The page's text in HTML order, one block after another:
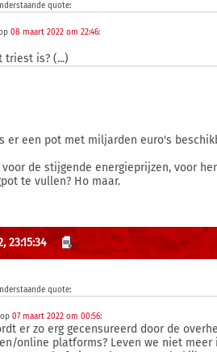
quote:
08 maart 2022 om 22:46:
triest is? (...)
er een pot met miljarden euro's
de stijgende energieprijzen, voor
te vullen? Ho maar.
23:15:34
quote:
op07 maart 2022 om 00:56:
er zo erg gecensureerd door de
online platforms? Leven we niet